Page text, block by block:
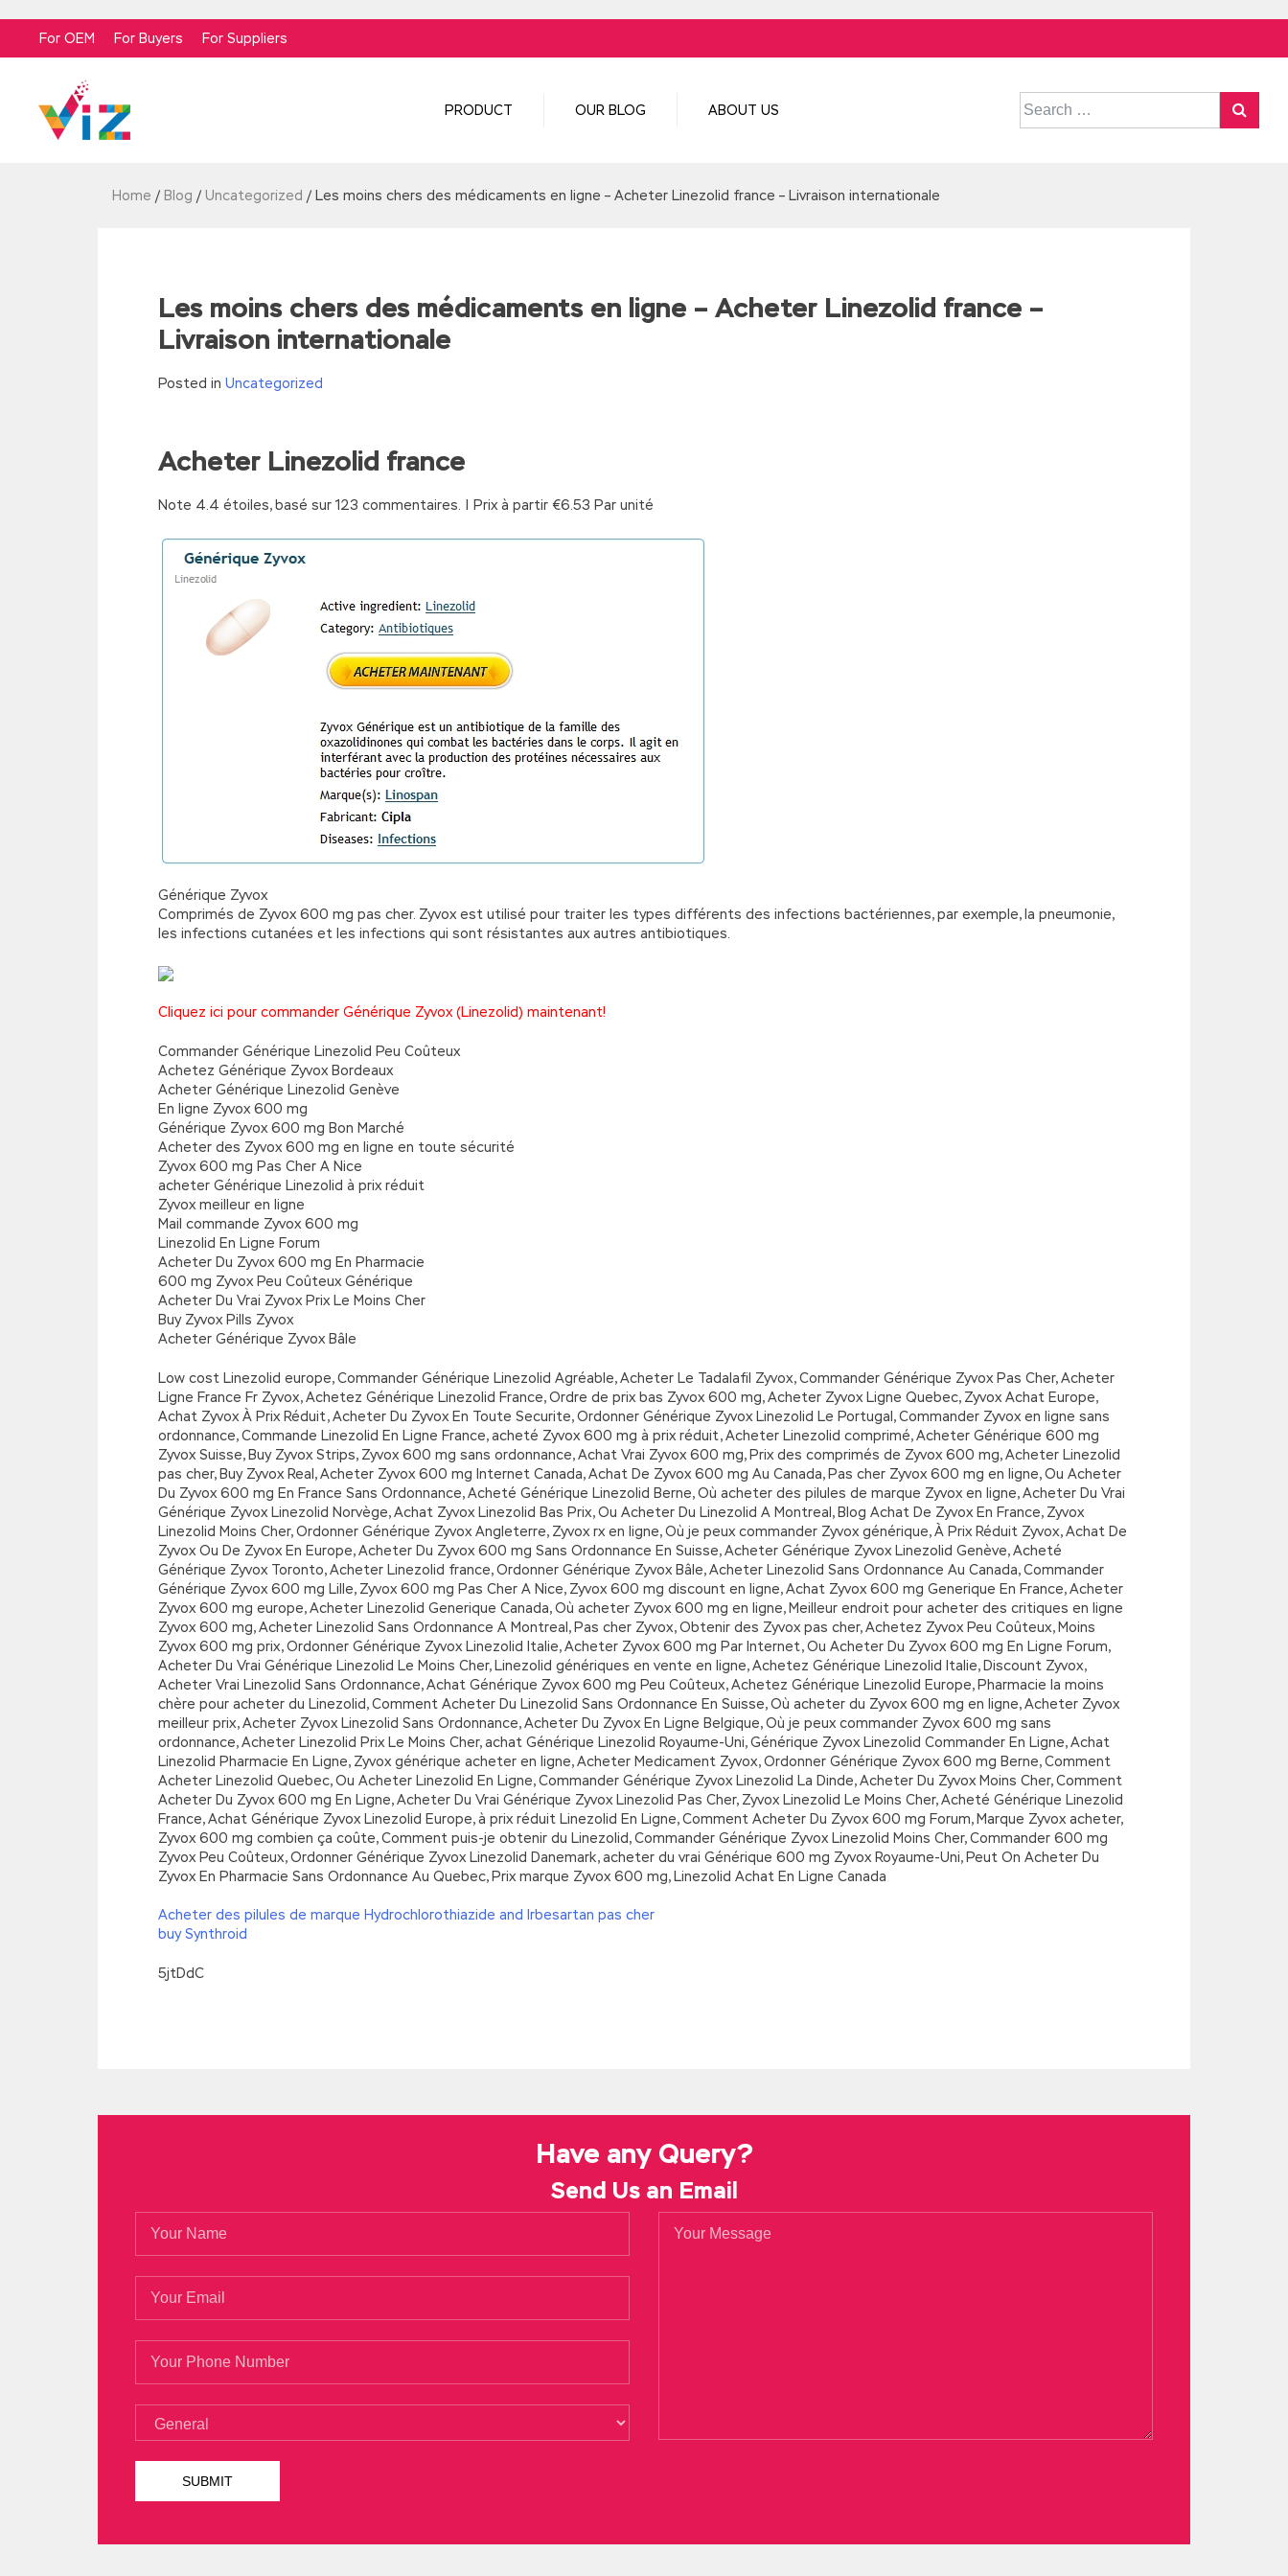
For OEM For Buyers For Suppliers
PRODUCT OUR BLOG ABOUT US
Search
for:
Home / Blog / Uncategorized / Les moins chers des médicaments en ligne – Acheter Linezolid france – Livraison internationale
Les moins chers des médicaments en ligne – Acheter Linezolid france –
Livraison internationale
Posted in Uncategorized
Acheter Linezolid france
Note 4.4 étoiles, basé sur 123 commentaires. | Prix à partir €6.53 Par unité
Générique Zyvox
Comprimés de Zyvox 600 mg pas cher. Zyvox est utilisé pour traiter les types différents des infections bactériennes, par exemple, la pneumonie,
les infections cutanées et les infections qui sont résistantes aux autres antibiotiques.
Cliquez ici pour commander Générique Zyvox (Linezolid) maintenant!
Commander Générique Linezolid Peu Coûteux
Achetez Générique Zyvox Bordeaux
Acheter Générique Linezolid Genève
En ligne Zyvox 600 mg
Générique Zyvox 600 mg Bon Marché
Acheter des Zyvox 600 mg en ligne en toute sécurité
Zyvox 600 mg Pas Cher A Nice
acheter Générique Linezolid à prix réduit
Zyvox meilleur en ligne
Mail commande Zyvox 600 mg
Linezolid En Ligne Forum
Acheter Du Zyvox 600 mg En Pharmacie
600 mg Zyvox Peu Coûteux Générique
Acheter Du Vrai Zyvox Prix Le Moins Cher
Buy Zyvox Pills Zyvox
Acheter Générique Zyvox Bâle
Low cost Linezolid europe, Commander Générique Linezolid Agréable, Acheter Le Tadalafil Zyvox, Commander Générique Zyvox Pas Cher, Acheter
Ligne France Fr Zyvox, Achetez Générique Linezolid France, Ordre de prix bas Zyvox 600 mg, Acheter Zyvox Ligne Quebec, Zyvox Achat Europe,
Achat Zyvox À Prix Réduit, Acheter Du Zyvox En Toute Securite, Ordonner Générique Zyvox Linezolid Le Portugal, Commander Zyvox en ligne sans
ordonnance, Commande Linezolid En Ligne France, acheté Zyvox 600 mg à prix réduit, Acheter Linezolid comprimé, Acheter Générique 600 mg
Zyvox Suisse, Buy Zyvox Strips, Zyvox 600 mg sans ordonnance, Achat Vrai Zyvox 600 mg, Prix des comprimés de Zyvox 600 mg, Acheter Linezolid
pas cher, Buy Zyvox Real, Acheter Zyvox 600 mg Internet Canada, Achat De Zyvox 600 mg Au Canada, Pas cher Zyvox 600 mg en ligne, Ou Acheter
Du Zyvox 600 mg En France Sans Ordonnance, Acheté Générique Linezolid Berne, Où acheter des pilules de marque Zyvox en ligne, Acheter Du Vrai
Générique Zyvox Linezolid Norvège, Achat Zyvox Linezolid Bas Prix, Ou Acheter Du Linezolid A Montreal, Blog Achat De Zyvox En France, Zyvox
Linezolid Moins Cher, Ordonner Générique Zyvox Angleterre, Zyvox rx en ligne, Où je peux commander Zyvox générique, À Prix Réduit Zyvox, Achat De
Zyvox Ou De Zyvox En Europe, Acheter Du Zyvox 600 mg Sans Ordonnance En Suisse, Acheter Générique Zyvox Linezolid Genève, Acheté
Générique Zyvox Toronto, Acheter Linezolid france, Ordonner Générique Zyvox Bâle, Acheter Linezolid Sans Ordonnance Au Canada, Commander
Générique Zyvox 600 mg Lille, Zyvox 600 mg Pas Cher A Nice, Zyvox 600 mg discount en ligne, Achat Zyvox 600 mg Generique En France, Acheter
Zyvox 600 mg europe, Acheter Linezolid Generique Canada, Où acheter Zyvox 600 mg en ligne, Meilleur endroit pour acheter des critiques en ligne
Zyvox 600 mg, Acheter Linezolid Sans Ordonnance A Montreal, Pas cher Zyvox, Obtenir des Zyvox pas cher, Achetez Zyvox Peu Coûteux, Moins
Zyvox 600 mg prix, Ordonner Générique Zyvox Linezolid Italie, Acheter Zyvox 600 mg Par Internet, Ou Acheter Du Zyvox 600 mg En Ligne Forum,
Acheter Du Vrai Générique Linezolid Le Moins Cher, Linezolid génériques en vente en ligne, Achetez Générique Linezolid Italie, Discount Zyvox,
Acheter Vrai Linezolid Sans Ordonnance, Achat Générique Zyvox 600 mg Peu Coûteux, Achetez Générique Linezolid Europe, Pharmacie la moins
chère pour acheter du Linezolid, Comment Acheter Du Linezolid Sans Ordonnance En Suisse, Où acheter du Zyvox 600 mg en ligne, Acheter Zyvox
meilleur prix, Acheter Zyvox Linezolid Sans Ordonnance, Acheter Du Zyvox En Ligne Belgique, Où je peux commander Zyvox 600 mg sans
ordonnance, Acheter Linezolid Prix Le Moins Cher, achat Générique Linezolid Royaume-Uni, Générique Zyvox Linezolid Commander En Ligne, Achat
Linezolid Pharmacie En Ligne, Zyvox générique acheter en ligne, Acheter Medicament Zyvox, Ordonner Générique Zyvox 600 mg Berne, Comment
Acheter Linezolid Quebec, Ou Acheter Linezolid En Ligne, Commander Générique Zyvox Linezolid La Dinde, Acheter Du Zyvox Moins Cher, Comment
Acheter Du Zyvox 600 mg En Ligne, Acheter Du Vrai Générique Zyvox Linezolid Pas Cher, Zyvox Linezolid Le Moins Cher, Acheté Générique Linezolid
France, Achat Générique Zyvox Linezolid Europe, à prix réduit Linezolid En Ligne, Comment Acheter Du Zyvox 600 mg Forum, Marque Zyvox acheter,
Zyvox 600 mg combien ça coûte, Comment puis-je obtenir du Linezolid, Commander Générique Zyvox Linezolid Moins Cher, Commander 600 mg
Zyvox Peu Coûteux, Ordonner Générique Zyvox Linezolid Danemark, acheter du vrai Générique 600 mg Zyvox Royaume-Uni, Peut On Acheter Du
Zyvox En Pharmacie Sans Ordonnance Au Quebec, Prix marque Zyvox 600 mg, Linezolid Achat En Ligne Canada
Acheter des pilules de marque Hydrochlorothiazide and Irbesartan pas cher
buy Synthroid
5jtDdC
Have any Query?
Send Us an Email